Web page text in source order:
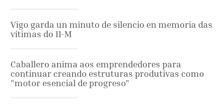
Vigo garda un minuto de silencio en memoria das
vítimas do 11-M
Caballero anima aos emprendedores para
continuar creando estruturas produtivas como
"motor esencial de progreso"